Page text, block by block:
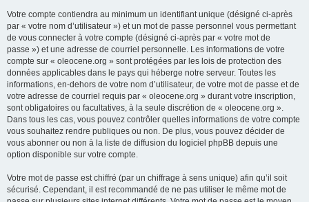
Votre compte contiendra au minimum un identifiant unique (désigné ci-après
par « votre nom d’utilisateur ») et un mot de passe personnel vous permettant
de vous connecter à votre compte (désigné ci-après par « votre mot de
passe ») et une adresse de courriel personnelle. Les informations de votre
compte sur « oleocene.org » sont protégées par les lois de protection des
données applicables dans le pays qui héberge notre serveur. Toutes les
informations, en-dehors de votre nom d’utilisateur, de votre mot de passe et de
votre adresse de courriel requis par « oleocene.org » durant votre inscription,
sont obligatoires ou facultatives, à la seule discrétion de « oleocene.org ».
Dans tous les cas, vous pouvez contrôler quelles informations de votre compte
vous souhaitez rendre publiques ou non. De plus, vous pouvez décider de
vous abonner ou non à la liste de diffusion du logiciel phpBB depuis une
option disponible sur votre compte.
Votre mot de passe est chiffré (par un chiffrage à sens unique) afin qu’il soit
sécurisé. Cependant, il est recommandé de ne pas utiliser le même mot de